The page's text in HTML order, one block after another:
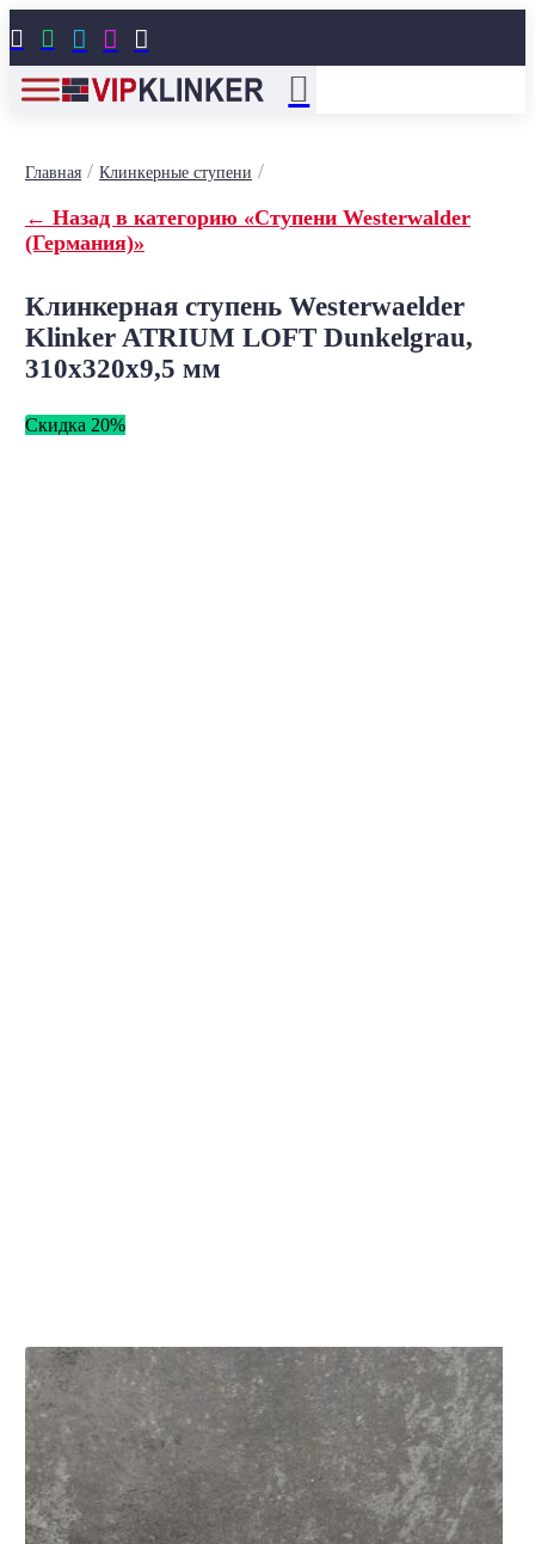
    
Главная/ Клинкерные ступени /
← Назад в категорию «Ступени Westerwalder
(Германия)»
Клинкерная ступень Westerwaelder
Klinker ATRIUM LOFT Dunkelgrau,
310x320x9,5 мм
Скидка 20%